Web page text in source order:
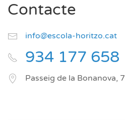
Contacte
info@escola-horitzo.cat
934 177 658
Passeig de la Bonanova, 7